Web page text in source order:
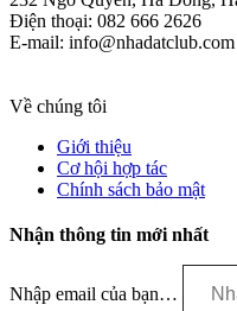
Điện thoại: 082 666 2626
E-mail: info@nhadatclub.com
Về chúng tôi
Giới thiệu
Cơ hội hợp tác
Chính sách bảo mật
Nhận thông tin mới nhất
Nhập email của bạn…